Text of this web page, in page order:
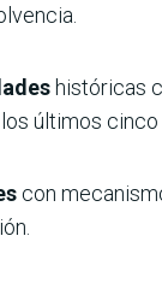
históricas
últimos cinco
con